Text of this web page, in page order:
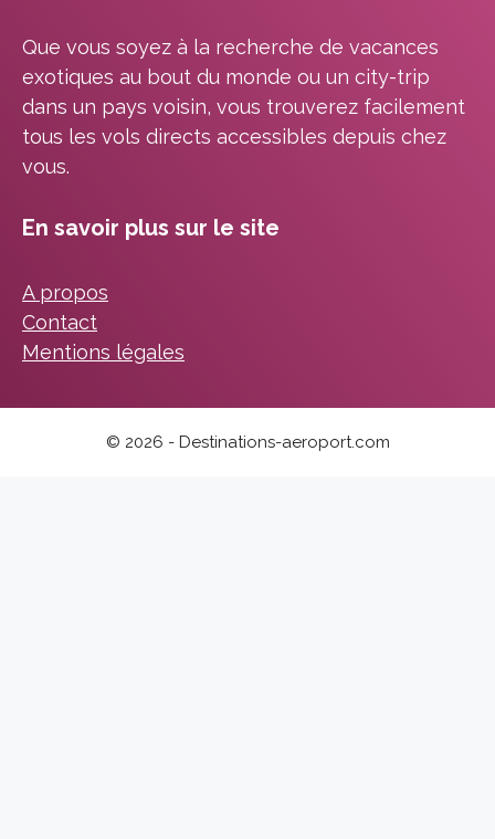
Que vous soyez à la recherche de vacances
exotiques au bout du monde ou un city-trip
dans un pays voisin, vous trouverez facilement
tous les vols directs accessibles depuis chez
vous.
En savoir plus sur le site
A propos
Contact
Mentions légales
© 2026 - Destinations-aeroport.com